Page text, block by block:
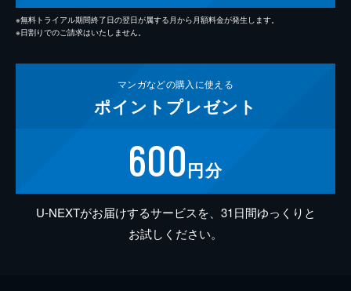
※無料トライアル期間終了日の翌日が属する月から月額料金が発生します。
※日割りでのご請求はいたしません。
マンガなどの購入に使える
ポイント プレゼント
600円分
U-NEXTがお届けするサービスを、31日間ゆっくりと
お試しください。